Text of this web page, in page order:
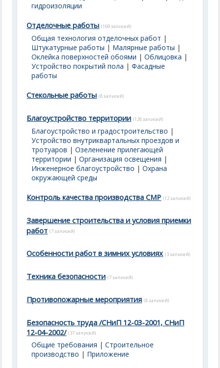
гидроизоляции
Отделочные работы (169 записей)
Общая технология отделочных работ |
Штукатурные работы | Малярные работы |
Оклейка поверхностей обоями |Облицовка |
Устройство покрытий пола |Фасадные
работы
Стекольные работы (8 записей)
Благоустройство территории (126 записей)
Благоустройство и градостроительство |
Устройство внутриквартальных проездов и
тротуаров |Озеленение прилегающей
территории |Организация освещения |
Инженерное благоустройство |Охрана
окружающей среды
Контроль качества производства СМР (12 записей)
Завершение строительства и условия приемки
работ (7 записей)
Особенности работ в зимних условиях (3 записей)
Техника безопасности (7 записей)
Противопожарные мероприятия (8 записей)
Безопасность труда /СНиП 12-03-2001, СНиП
12-04-2002/ (37 записей)
Общие требования |Строительное
производство | Приложение